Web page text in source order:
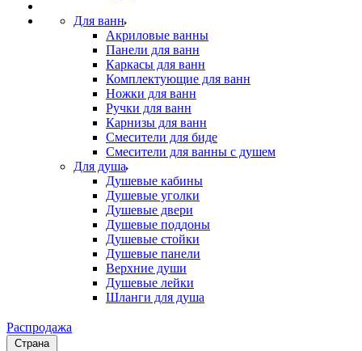
Для ванн
Акриловые ванны
Панели для ванн
Каркасы для ванн
Комплектующие для ванн
Ножки для ванн
Ручки для ванн
Карнизы для ванн
Смесители для биде
Смесители для ванны с душем
Для душа
Душевые кабины
Душевые уголки
Душевые двери
Душевые поддоны
Душевые стойки
Душевые панели
Верхние души
Душевые лейки
Шланги для душа
Распродажа
Страна